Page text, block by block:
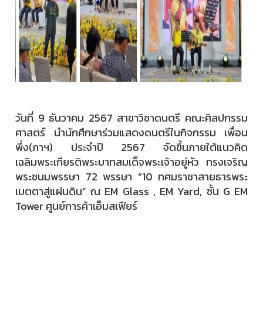
วันที่ 9 ธันวาคม 2567 สาขาวิชาดนตรี คณะศิลปกรรม
ศาสตร์ นำนักศึกษาร่วมแสดงดนตรีในกิจกรรม เพื่อน
พึ่ง(ภาฯ) ประจำปี 2567 จัดขึ้นภายใต้แนวคิด
เฉลิมพระเกียรติพระบาทสมเด็จพระเจ้าอยู่หัว ทรงเจริญ
พระชนมพรรษา 72 พรรษา “10 ทศมราชาสายธารพระ
เมตตาสู่แผ่นดิน” ณ EM Glass , EM Yard, ชั้น G EM
Tower ศูนย์การค้าเอ็มสเฟียร์